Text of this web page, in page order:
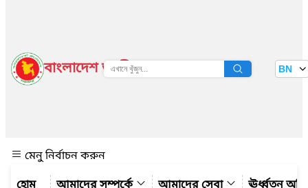
বাংলাদেশ জাতীয় তথ্য বাতায়ন BN
মেনু নির্বাচন করুন